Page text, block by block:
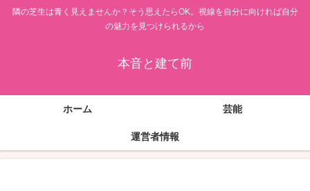
隣の芝生は青く見えませんか？そう思えたらOK。視線を自分に向ければ自分
の魅力を見つけられるから
本音と建て前
ホーム 芸能
運営者情報